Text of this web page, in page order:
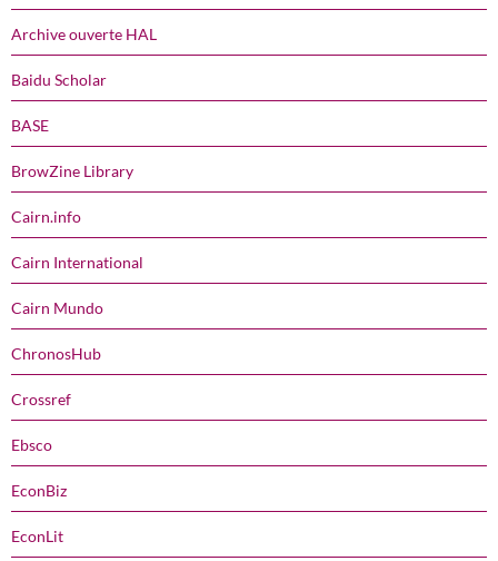
Archive ouverte HAL
Baidu Scholar
BASE
BrowZine Library
Cairn.info
Cairn International
Cairn Mundo
ChronosHub
Crossref
Ebsco
EconBiz
EconLit